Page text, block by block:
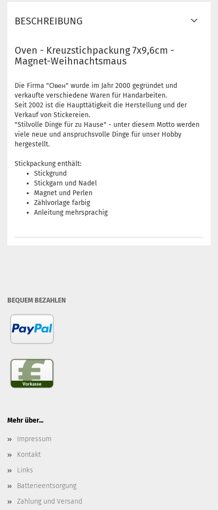
BESCHREIBUNG
Oven - Kreuzstichpackung 7x9,6cm -
Magnet-Weihnachtsmaus
Die Firma "Овен" wurde im Jahr 2000 gegründet und
verkaufte verschiedene Waren für Handarbeiten.
Seit 2002 ist die Haupttätigkeit die Herstellung und der
Verkauf von Stickereien.
"Stilvolle Dinge für zu Hause" - unter diesem Motto werden
viele neue und anspruchsvolle Dinge für unser Hobby
hergestellt.
Stickpackung enthält:
Stickgrund
Stickgarn und Nadel
Magnet und Perlen
Zählvorlage farbig
Anleitung mehrsprachig
BEQUEM BEZAHLEN
Mehr über...
Impressum
Kontakt
Links
Batterieentsorgung
Zahlung und Versand